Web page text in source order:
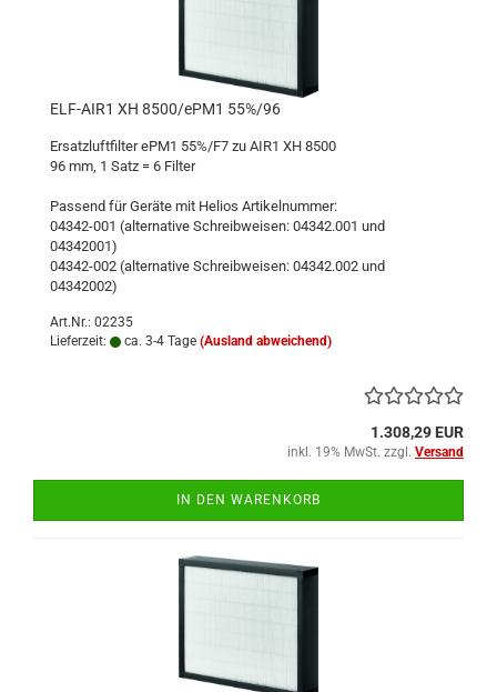
ELF-AIR1 XH 8500/ePM1 55%/96
Ersatzluftfilter ePM1 55%/F7 zu AIR1 XH 8500
96 mm, 1 Satz = 6 Filter
Passend für Geräte mit Helios Artikelnummer:
04342-001 (alternative Schreibweisen: 04342.001 und
04342001)
04342-002 (alternative Schreibweisen: 04342.002 und
04342002)
Art.Nr.: 02235
Lieferzeit:
ca. 3-4 Tage (Ausland abweichend)
1.308,29 EUR
inkl. 19% MwSt. zzgl. Versand
IN DEN WARENKORB